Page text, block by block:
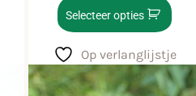
Selecteer opties
Op verlanglijstje